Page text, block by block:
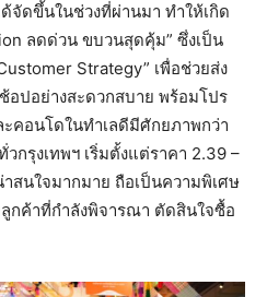
ด้จัดขึ้นในช่วงที่ผ่านมา ทำให้เกิด
ลดด่วน ขบวนสุดคุ้ม” ซึ่งเป็น
Strategy” เพื่อช่วยส่ง
อปอย่างสะดวกสบาย พร้อมโปร
คอนโดในทำเลดีมีศักยภาพกว่า
กรุงเทพฯ เริ่มตั้งแต่ราคา 2.39 –
สนใจมากมาย ถือเป็นความพิเศษ
กค้าที่กำลังพิจารณา ตัดสินใจซื้อ